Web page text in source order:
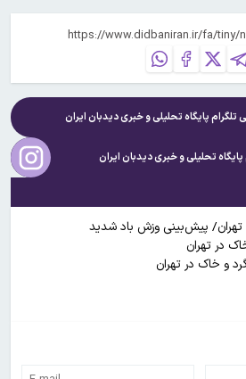
تلگرام پایگاه تحلیلی و خبریدیدبان ایران
تحلیلی و خبریدیدبان ایران
پیش‌بینی وزش باد شدید
در تهران
و خاک در تهران